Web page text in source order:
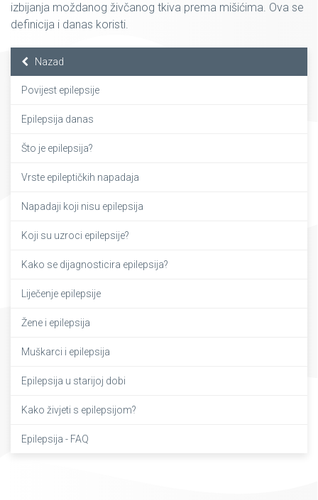
izbijanja moždanog živčanog tkiva prema mišićima. Ova se
definicija i danas koristi.
Nazad
Povijest epilepsije
Epilepsija danas
Što je epilepsija?
Vrste epileptičkih napadaja
Napadaji koji nisu epilepsija
Koji su uzroci epilepsije?
Kako se dijagnosticira epilepsija?
Liječenje epilepsije
Žene i epilepsija
Muškarci i epilepsija
Epilepsija u starijoj dobi
Kako živjeti s epilepsijom?
Epilepsija - FAQ